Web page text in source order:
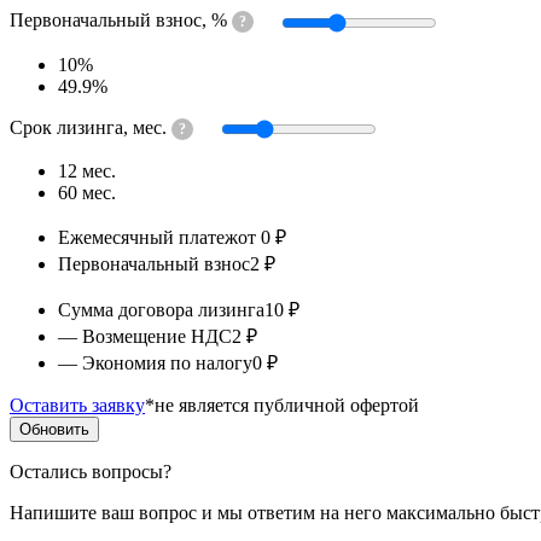
Первоначальный взнос, % ?
10%
49.9%
Срок лизинга, мес.
?
12 мес.
60 мес.
Калькуляция
Ежемесячный платежот 0 ₽
Первоначальный взнос2 ₽
Сумма договора лизинга10 ₽
— Возмещение НДС2 ₽
— Экономия по налогу0 ₽
Оставить заявку*не является публичной офертой
Обновить
Остались вопросы?
Напишите ваш вопрос и мы ответим на него максимально